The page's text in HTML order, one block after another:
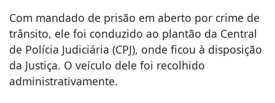
Com mandado de prisão em aberto por crime de
trânsito, ele foi conduzido ao plantão da Central
de Polícia Judiciária (CPJ), onde ficou à disposição
da Justiça. O veículo dele foi recolhido
administrativamente.